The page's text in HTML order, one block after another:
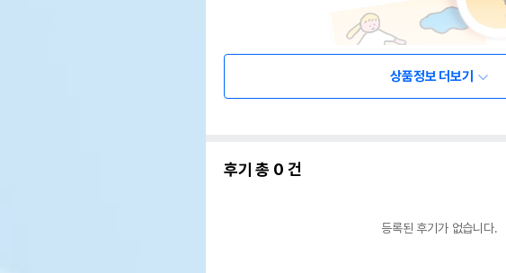
상품정보 더보기
후기 총 0 건
등록된 후기가 없습니다.